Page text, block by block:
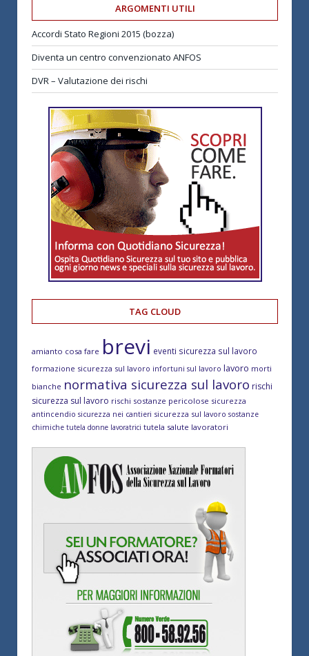
ARGOMENTI UTILI
Accordi Stato Regioni 2015 (bozza)
Diventa un centro convenzionato ANFOS
DVR – Valutazione dei rischi
TAG CLOUD
amianto cosa fare brevi eventi sicurezza sul lavoro
formazione sicurezza sul lavoro infortuni sul lavoro lavoro morti
bianche normativa sicurezza sul lavoro rischi
sicurezza sul lavoro rischi sostanze pericolose sicurezza
antincendio sicurezza nei cantieri sicurezza sul lavoro sostanze
chimiche tutela donne lavoratrici tutela salute lavoratori